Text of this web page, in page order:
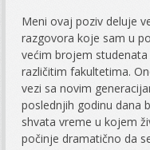
Meni ovaj poziv deluje
razgovora koje sam u
većim brojem
različitim fakultetima.
vezi sa novim
poslednjih godinu dana
shvata vreme u kojem
počinje dramatično da